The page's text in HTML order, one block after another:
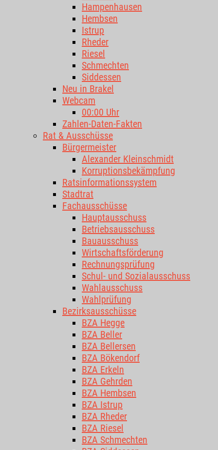
Hampenhausen
Hembsen
Istrup
Rheder
Riesel
Schmechten
Siddessen
Neu in Brakel
Webcam
00:00 Uhr
Zahlen-Daten-Fakten
Rat & Ausschüsse
Bürgermeister
Alexander Kleinschmidt
Korruptionsbekämpfung
Ratsinformationssystem
Stadtrat
Fachausschüsse
Hauptausschuss
Betriebsausschuss
Bauausschuss
Wirtschaftsförderung
Rechnungsprüfung
Schul- und Sozialausschuss
Wahlausschuss
Wahlprüfung
Bezirksausschüsse
BZA Hegge
BZA Beller
BZA Bellersen
BZA Bökendorf
BZA Erkeln
BZA Gehrden
BZA Hembsen
BZA Istrup
BZA Rheder
BZA Riesel
BZA Schmechten